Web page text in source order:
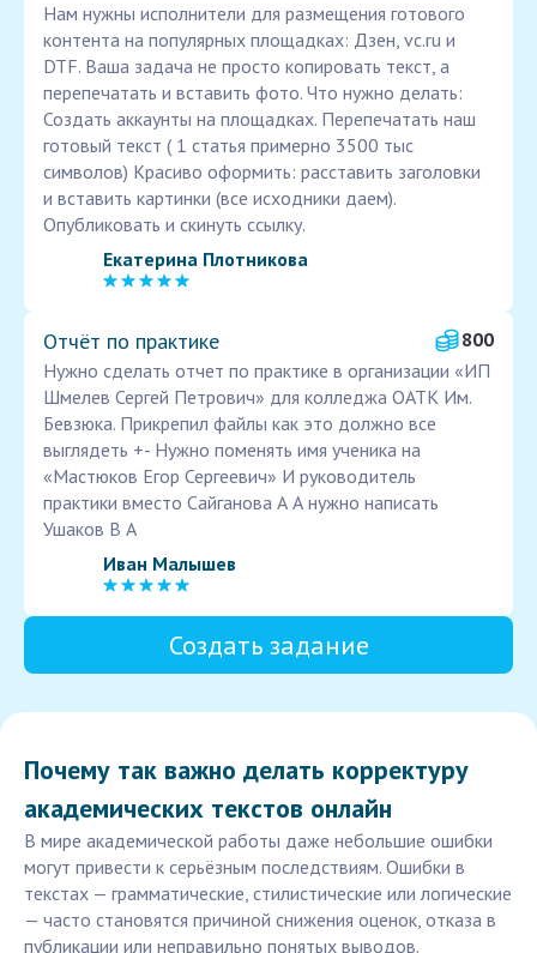
Нам нужны исполнители для размещения готового
контента на популярных площадках: Дзен, vc.ru и
DTF. Ваша задача не просто копировать текст, а
перепечатать и вставить фото. Что нужно делать:
Создать аккаунты на площадках. Перепечатать наш
готовый текст ( 1 статья примерно 3500 тыс
символов) Красиво оформить: расставить заголовки
и вставить картинки (все исходники даем).
Опубликовать и скинуть ссылку.
Екатерина Плотникова
Отчёт по практике
800
Нужно сделать отчет по практике в организации «ИП
Шмелев Сергей Петрович» для колледжа ОАТК Им.
Бевзюка. Прикрепил файлы как это должно все
выглядеть +- Нужно поменять имя ученика на
«Мастюков Егор Сергеевич» И руководитель
практики вместо Сайганова А А нужно написать
Ушаков В А
Иван Малышев
Создать задание
Почему так важно делать корректуру
академических текстов онлайн
В мире академической работы даже небольшие ошибки
могут привести к серьёзным последствиям. Ошибки в
текстах — грамматические, стилистические или логические
— часто становятся причиной снижения оценок, отказа в
публикации или неправильно понятых выводов.